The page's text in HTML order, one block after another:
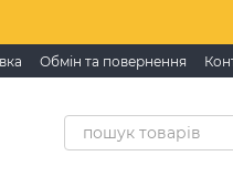
Обмін та повернення